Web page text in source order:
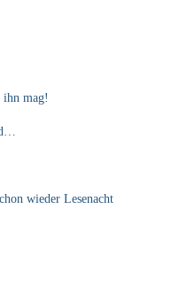
ihn mag!
wieder Lesenacht